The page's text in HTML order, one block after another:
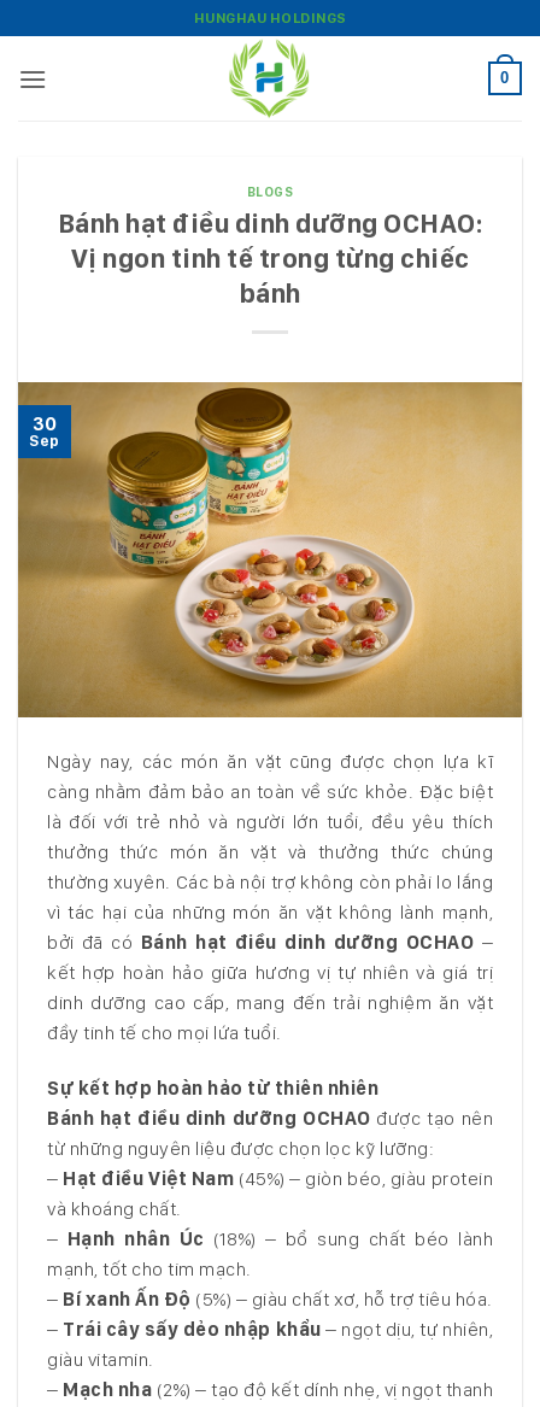
to
content
HUNGHAU HOLDINGS
0
BLOGS
Bánh hạt điều dinh dưỡng OCHAO:
Vị ngon tinh tế trong từng chiếc
bánh
30
Sep
Ngày nay, các món ăn vặt cũng được chọn lựa kĩ
càng nhằm đảm bảo an toàn về sức khỏe. Đặc biệt
là đối với trẻ nhỏ và người lớn tuổi, đều yêu thích
thưởng thức món ăn vặt và thưởng thức chúng
thường xuyên. Các bà nội trợ không còn phải lo lắng
vì tác hại của những món ăn vặt không lành mạnh,
bởi đã có Bánh hạt điều dinh dưỡng OCHAO –
kết hợp hoàn hảo giữa hương vị tự nhiên và giá trị
dinh dưỡng cao cấp, mang đến trải nghiệm ăn vặt
đầy tinh tế cho mọi lứa tuổi.
Sự kết hợp hoàn hảo từ thiên nhiên
Bánh hạt điều dinh dưỡng OCHAO được tạo nên
từ những nguyên liệu được chọn lọc kỹ lưỡng:
– Hạt điều Việt Nam (45%) – giòn béo, giàu protein
và khoáng chất.
– Hạnh nhân Úc (18%) – bổ sung chất béo lành
mạnh, tốt cho tim mạch.
– Bí xanh Ấn Độ (5%) – giàu chất xơ, hỗ trợ tiêu hóa.
– Trái cây sấy dẻo nhập khẩu – ngọt dịu, tự nhiên,
giàu vitamin.
– Mạch nha (2%) – tạo độ kết dính nhẹ, vị ngọt thanh